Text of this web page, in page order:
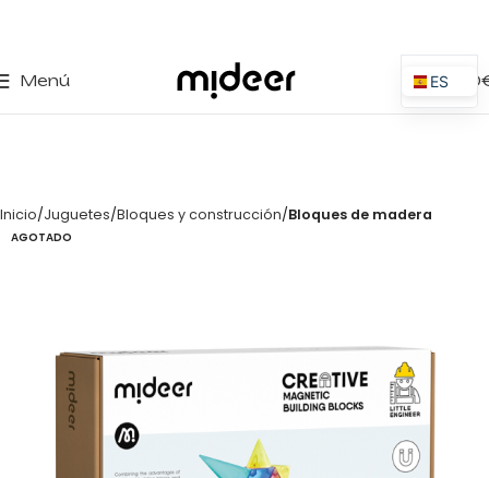
Menú 0,00
Inicio Juguetes Bloques y construcción Bloques de madera
AGOTADO
ES
EN